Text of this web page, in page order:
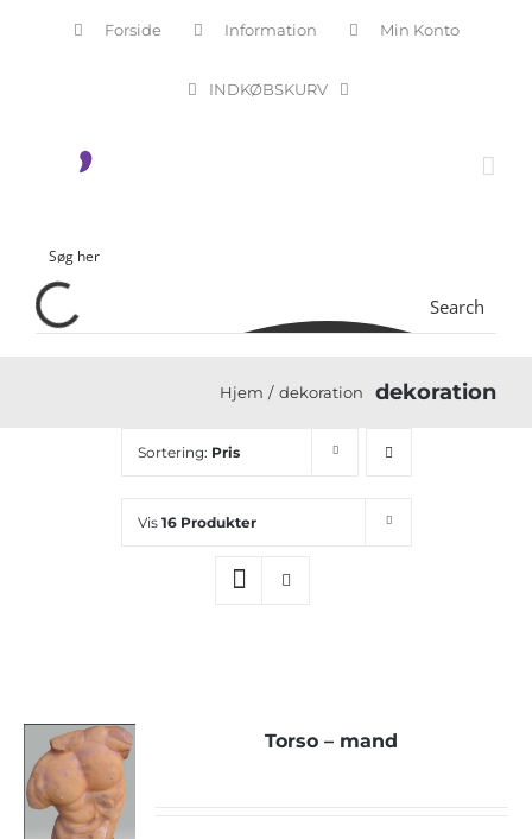
Forside Information Min Konto
INDKØBSKURV
Search
dekoration
Hjem dekoration
Sortering: Pris
Vis 16 Produkter
Torso – mand